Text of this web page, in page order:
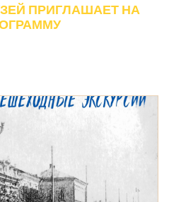
ПРИГЛАШАЕТ НА